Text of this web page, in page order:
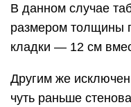
В данном случае
размером толщины
кладки — 12 см
Другим же
чуть раньше